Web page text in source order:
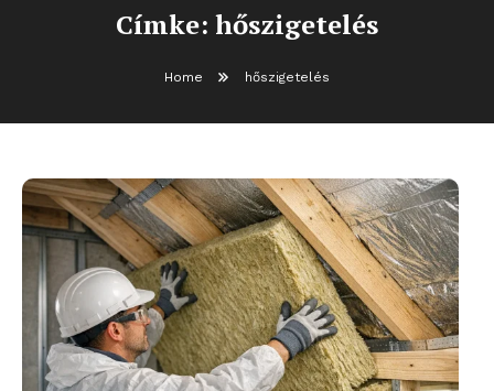
Címke: hőszigetelés
Home hőszigetelés